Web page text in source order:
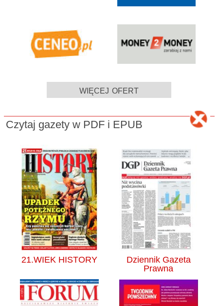
więcej ofert
Czytaj gazety w PDF i EPUB
21.WIEK HISTORY
Dziennik Gazeta
Prawna